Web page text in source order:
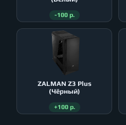
-100 р.
ZALMAN Z3 Plus
(Чёрный)
+100 р.